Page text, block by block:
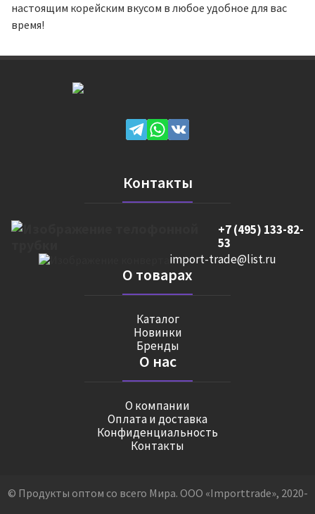
настоящим корейским вкусом в любое удобное для вас
время!
Контакты
+7 (495) 133-82-
53
import-trade@list.ru
О товарах
Каталог
Новинки
Бренды
О нас
О компании
Оплата и доставка
Конфиденциальность
Контакты
© Продукты оптом со всего Мира. ООО «Importtrade», 2020-